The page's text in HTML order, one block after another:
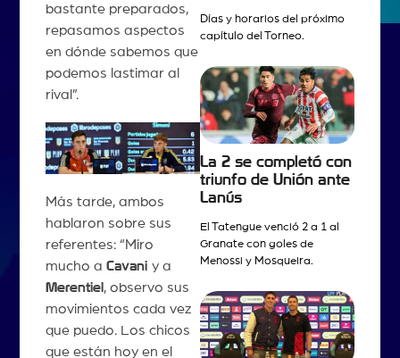
bastante preparados,
repasamos aspectos
en dónde sabemos que
podemos lastimar al
rival”.
Más tarde, ambos
hablaron sobre sus
referentes: “Miro
mucho a Cavani y a
Merentiel , observo sus
movimientos cada vez
que puedo. Los chicos
que están hoy en el
Días y horarios del próximo
capítulo del Torneo.
La 2 se completó con
triunfo de Unión ante
Lanús
El Tatengue venció 2 a 1 al
Granate con goles de
Menossi y Mosqueira.